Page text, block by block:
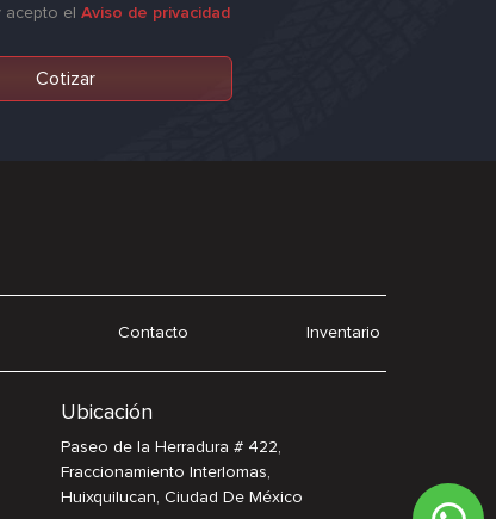
acepto elAviso de privacidad
Cotizar
Contacto Inventario
Ubicación
Paseo de la Herradura # 422,
Fraccionamiento Interlomas,
Huixquilucan, Ciudad De México